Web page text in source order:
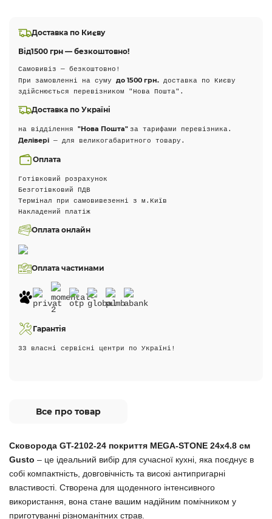
Доставка по Києву
Від1500 грн — безкоштовно!
Самовивіз — безкоштовно!
При замовленні на суму до 1500 грн. доставка по Києву
здійснюється перевізником "Нова Пошта".
Доставка по Україні
на відділення "Нова Пошта" за тарифами перевізника.
Делівері — для великогабаритного товару.
Оплата
Готівковий розрахунок
Безготівковий ПДВ
Термінал при самовивезенні з м.Київ
Накладений платіж
Оплата онлайн
Оплата частинами
Гарантія
33 власні сервісні центри по Україні!
Все про товар
Сковорода GT-2102-24 покриття MEGA-STONE 24х4.8 см
Gusto – це ідеальний вибір для сучасної кухні, яка поєднує в
собі компактність, довговічність та високі антипригарні
властивості. Створена для щоденного інтенсивного
використання, вона стане вашим надійним помічником у
приготуванні різноманітних страв.